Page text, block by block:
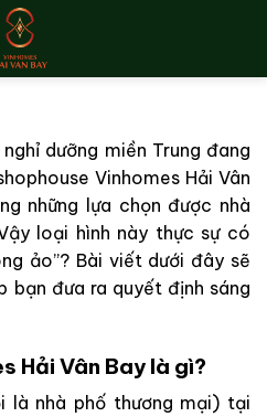
dưỡng miền Trung đang
Vinhomes Hải Vân
những lựa chọn được nhà
loại hình này thực sự có
ảo”? Bài viết dưới đây sẽ
bạn đưa ra quyết định sáng
Hải Vân Bay là gì?
là nhà phố thương mại) tại